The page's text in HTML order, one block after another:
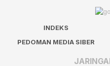
INDEKS
PEDOMAN MEDIA SIBER